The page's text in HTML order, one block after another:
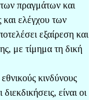
πραγμάτων και
και ελέγχου των
εξαίρεση και
με τίμημα τη δική
κινδύνους
είναι οι